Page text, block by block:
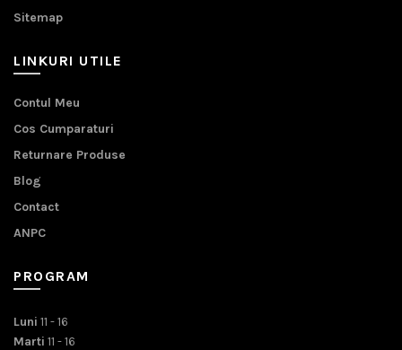
Sitemap
LINKURI UTILE
Contul Meu
Cos Cumparaturi
Returnare Produse
Blog
Contact
ANPC
PROGRAM
Luni 11 - 16
Marti 11 - 16